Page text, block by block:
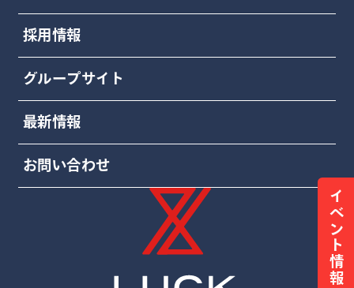
イベント情報
採用情報
グループサイト
最新情報
お問い合わせ